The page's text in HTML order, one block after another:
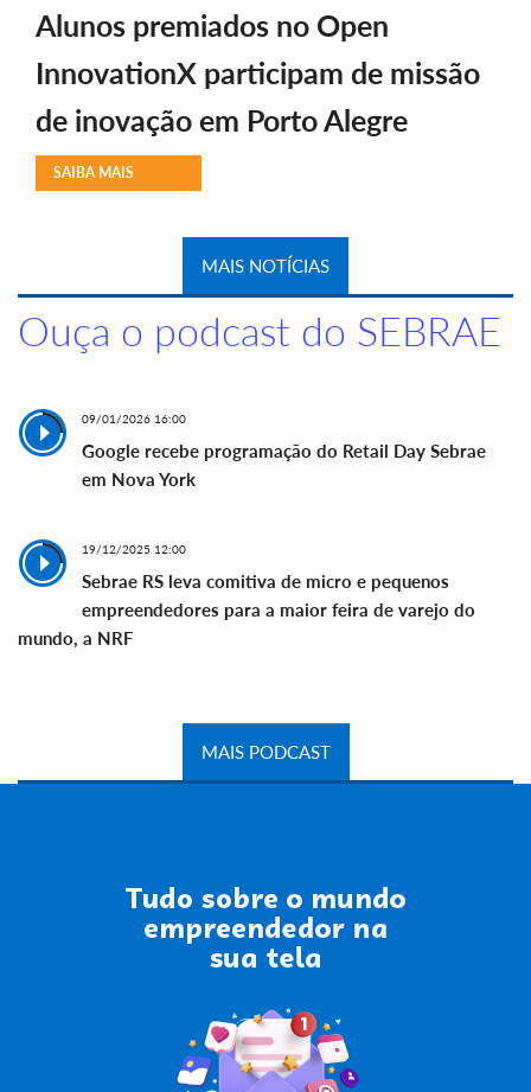
Alunos premiados no Open
InnovationX participam de missão
de inovação em Porto Alegre
SAIBA MAIS
MAIS NOTÍCIAS
Ouça o podcast do SEBRAE
09/01/2026 16:00
Google recebe programação do Retail Day Sebrae
em Nova York
19/12/2025 12:00
Sebrae RS leva comitiva de micro e pequenos
empreendedores para a maior feira de varejo do
mundo, a NRF
MAIS PODCAST